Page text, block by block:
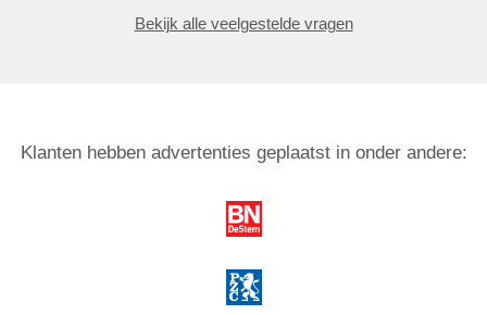
Bekijk alle veelgestelde vragen
Klanten hebben advertenties geplaatst in onder andere: